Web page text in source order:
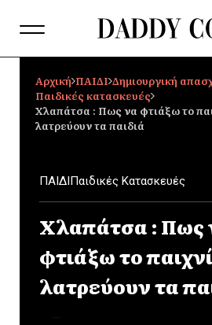
Αρχική ΠΑΙΔΙ Δημιουργική
Παιδικές κατασκευές
Χλαπάτσα : Πως να φτιάξω το
λατρεύουν τα παιδιά
ΠΑΙΔΙΠαιδικές Κατασκευές
Χλαπάτσα : Πως
φτιάξω το
λατρεύουν τα